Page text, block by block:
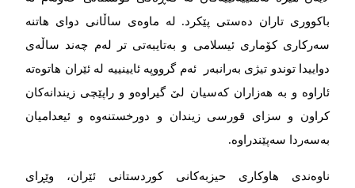
باکووری تاران دەستی پێکرد. لە ماوەی ساڵانی دوای هاتنە
سەرکاری کۆماری ئیسلامی و بەتایبەتی تر لەم چەند ساڵەی
دواییدا توندو تیژی بەرانبەر ئەم گرووپە ئایینییە لە ئێران هاتوەتە
ئاراوە و بە هەزاران کەسیان لێ گیراوەو و راپێچی زیندانەکان
کراون و سزای قورسی زیندان و دورخستنەوە و ئیعدامیان
بەسەردا سەپێندراوە.
ناوەندی هاوکاری حیزبەکانی کوردستانی ئێران، وێڕای